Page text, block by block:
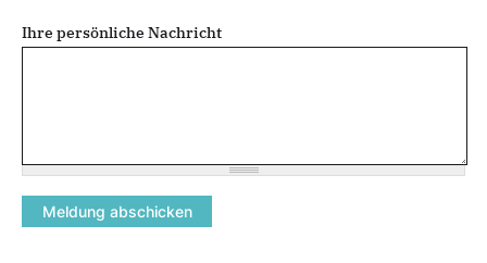
Ihre persönliche Nachricht